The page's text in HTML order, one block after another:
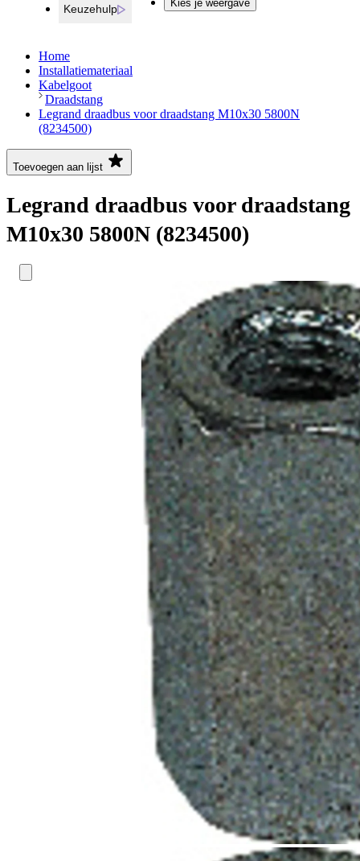
Keuzehulp Kies je weergave
Home
Installatiemateriaal
Kabelgoot
Draadstang
Legrand draadbus voor draadstang M10x30 5800N
(8234500)
Toevoegen aan lijst
Legrand draadbus voor draadstang
M10x30 5800N (8234500)